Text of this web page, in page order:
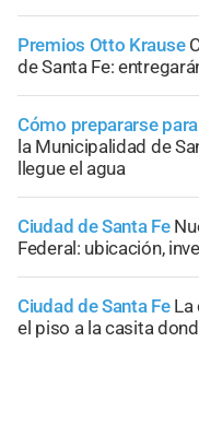
Premios Otto Krause
de Santa Fe:
Cómo prepararse
la Municipalidad de
llegue el agua
Ciudad de Santa Fe
Federal: ubicación,
Ciudad de Santa Fe La
el piso a la casita